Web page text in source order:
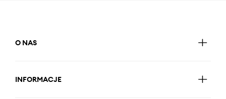
O NAS
INFORMACJE